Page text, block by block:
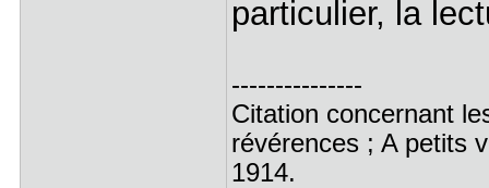
particulier, la
---------------
Citation concernant
révérences ; A petits
1914.